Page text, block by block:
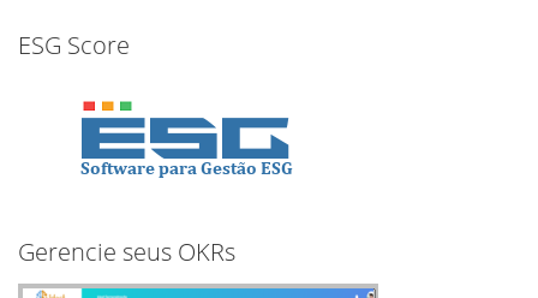
ESG Score
Gerencie seus OKRs